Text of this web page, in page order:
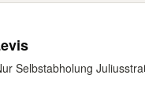
Selbstabholung